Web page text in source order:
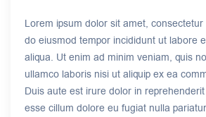
Lorem ipsum dolor sit amet,
do eiusmod tempor incididunt ut labore
aliqua. Ut enim ad minim veniam, quis
ullamco laboris nisi ut aliquip ex ea
Duis aute est irure dolor in
esse cillum dolore eu fugiat nulla